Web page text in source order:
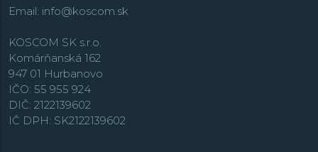
Email: info@koscom.sk
KOSCOM SK s.r.o.
Komárňanská 162
947 01 Hurbanovo
IČO: 55 955 924
DIČ: 2122139602
IČ DPH: SK2122139602